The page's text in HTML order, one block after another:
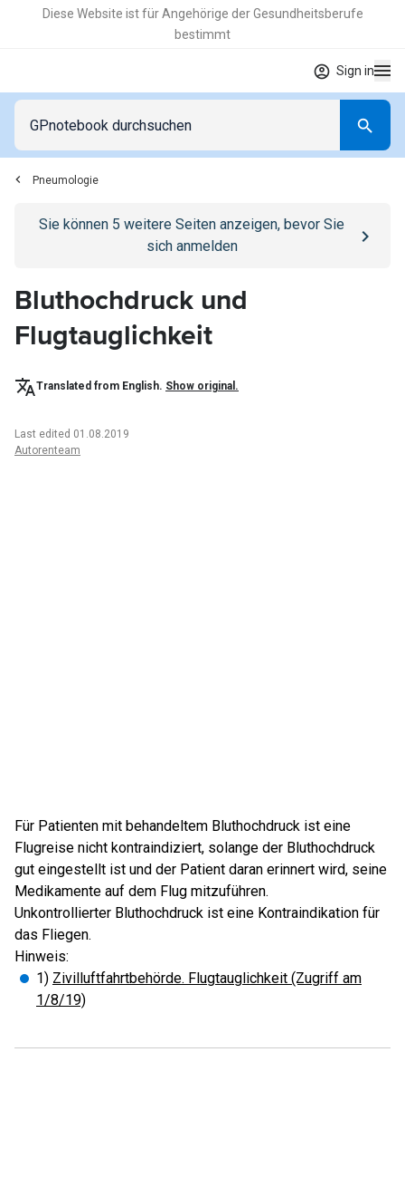
Diese Website ist für Angehörige der Gesundheitsberufe
bestimmt
Sign in
Pneumologie
Go to/anmeldenpage
Sie können 5 weitere Seiten anzeigen, bevor Sie
sich anmelden
Bluthochdruck und
Flugtauglichkeit
Translated from English. Show original.
Last edited 01.08.2019
Autorenteam
Für Patienten mit behandeltem Bluthochdruck ist eine
Flugreise nicht kontraindiziert, solange der Bluthochdruck
gut eingestellt ist und der Patient daran erinnert wird, seine
Medikamente auf dem Flug mitzuführen.
Unkontrollierter Bluthochdruck ist eine Kontraindikation für
das Fliegen.
Hinweis:
1) Zivilluftfahrtbehörde. Flugtauglichkeit (Zugriff am
1/8/19)